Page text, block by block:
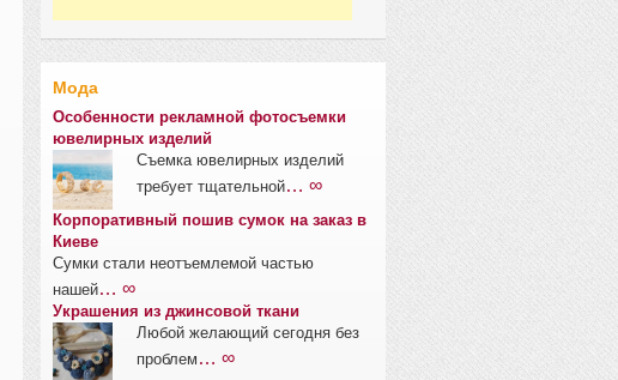
Мода
Особенности рекламной фотосъемки
ювелирных изделий
Съемка ювелирных изделий
требует тщательной… ∞
Корпоративный пошив сумок на заказ в
Киеве
Сумки стали неотъемлемой частью
нашей… ∞
Украшения из джинсовой ткани
Любой желающий сегодня без
проблем … ∞